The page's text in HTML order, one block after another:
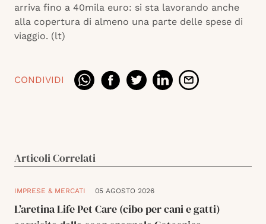
arriva fino a 40mila euro: si sta lavorando anche
alla copertura di almeno una parte delle spese di
viaggio. (lt)
CONDIVIDI
Articoli Correlati
IMPRESE & MERCATI 05 AGOSTO 2026
L’aretina Life Pet Care (cibo per cani e gatti)